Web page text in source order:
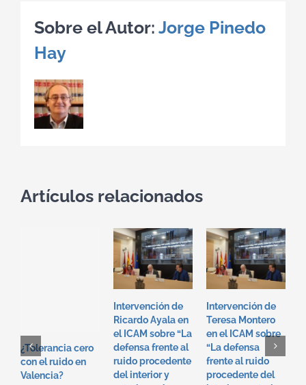
Sobre el Autor: Jorge Pinedo
Hay
Artículos relacionados
¿Tolerancia cero
con el ruido en
Valencia?
Intervención de
Ricardo Ayala en
el ICAM sobre “La
defensa frente al
ruido procedente
del interior y
Intervención de
Teresa Montero
en el ICAM sobre
“La defensa
frente al ruido
procedente del